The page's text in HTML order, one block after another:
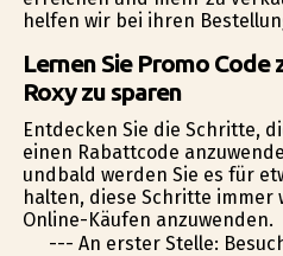
helfen wir bei ihren
Lernen Sie Promo Code
Roxy zu sparen
Entdecken Sie die Schritte,
einen Rabattcode
undbald werden Sie es für
halten, diese Schritte immer
Online-Käufen anzuwenden.
--- An erster Stelle: